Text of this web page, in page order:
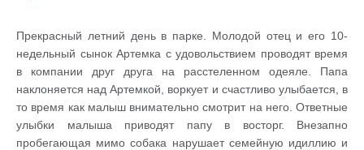
Прекрасный летний день в парке. Молодой отец и его 10-
недельный сынок Артемка с удовольствием проводят время
в компании друг друга на расстеленном одеяле. Папа
наклоняется над Артемкой, воркует и счастливо улыбается, в
то время как малыш внимательно смотрит на него. Ответные
улыбки малыша приводят папу в восторг. Внезапно
пробегающая мимо собака нарушает семейную идиллию и